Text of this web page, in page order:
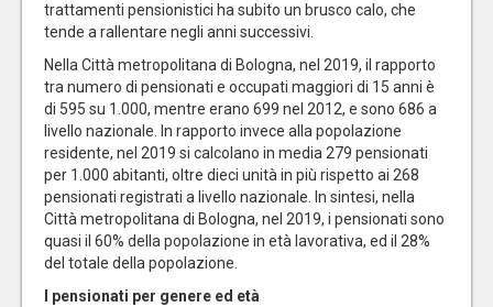
trattamenti pensionistici ha subito un brusco calo, che
tende a rallentare negli anni successivi.
Nella Città metropolitana di Bologna, nel 2019, il rapporto
tra numero di pensionati e occupati maggiori di 15 anni è
di 595 su 1.000, mentre erano 699 nel 2012, e sono 686 a
livello nazionale. In rapporto invece alla popolazione
residente, nel 2019 si calcolano in media 279 pensionati
per 1.000 abitanti, oltre dieci unità in più rispetto ai 268
pensionati registrati a livello nazionale. In sintesi, nella
Città metropolitana di Bologna, nel 2019, i pensionati sono
quasi il 60% della popolazione in età lavorativa, ed il 28%
del totale della popolazione.
I pensionati per genere ed età